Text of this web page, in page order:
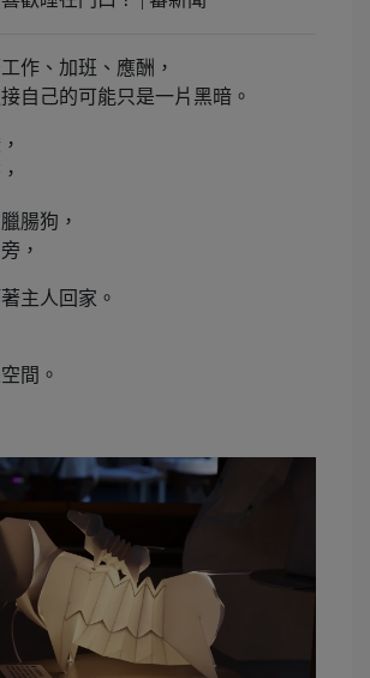
作、加班、應酬，
自己的可能只是一片黑暗。
腸狗，
，
主人回家。
間。